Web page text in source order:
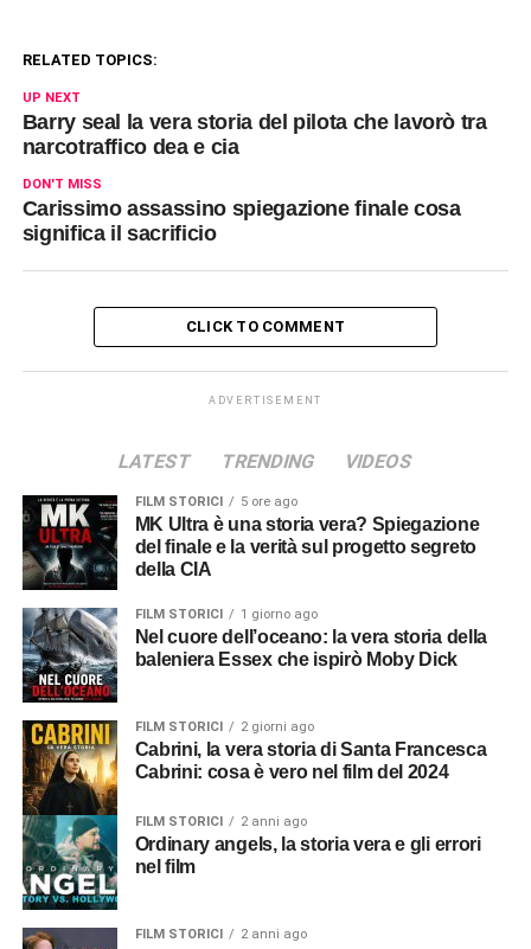
RELATED TOPICS:
UP NEXT
Barry seal la vera storia del pilota che lavorò tra
narcotraffico dea e cia
DON'T MISS
Carissimo assassino spiegazione finale cosa
significa il sacrificio
CLICK TO COMMENT
ADVERTISEMENT
LATEST TRENDING VIDEOS
FILM STORICI 5 ore ago
MK Ultra è una storia vera? Spiegazione
del finale e la verità sul progetto segreto
della CIA
FILM STORICI 1 giorno ago
Nel cuore dell’oceano: la vera storia della
baleniera Essex che ispirò Moby Dick
FILM STORICI 2 giorni ago
Cabrini, la vera storia di Santa Francesca
Cabrini: cosa è vero nel film del 2024
FILM STORICI 2 anni ago
Ordinary angels, la storia vera e gli errori
nel film
FILM STORICI 2 anni ago